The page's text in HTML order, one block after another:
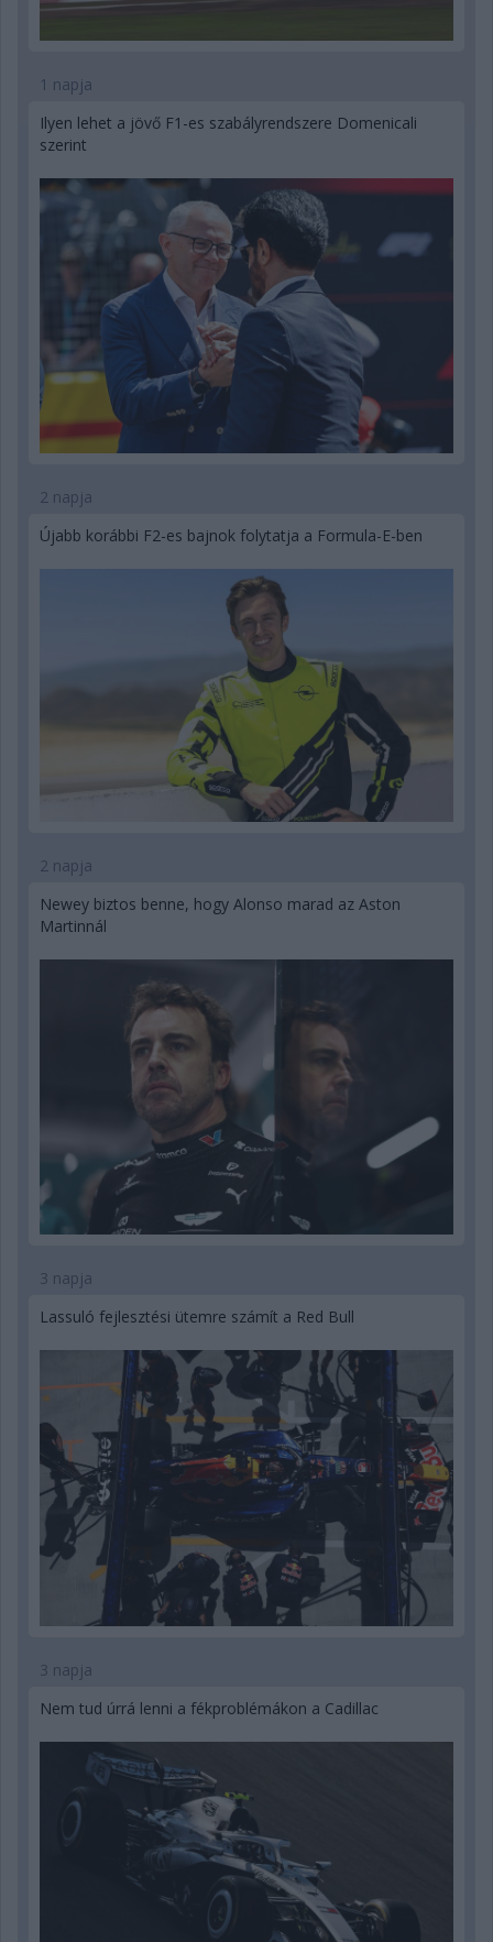
1 napja
Ilyen lehet a jövő F1-es szabályrendszere Domenicali
szerint
2 napja
Újabb korábbi F2-es bajnok folytatja a Formula-E-ben
2 napja
Newey biztos benne, hogy Alonso marad az Aston
Martinnál
3 napja
Lassuló fejlesztési ütemre számít a Red Bull
3 napja
Nem tud úrrá lenni a fékproblémákon a Cadillac